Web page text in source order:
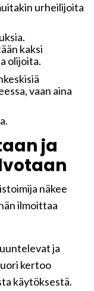
urheilijoita
kaksi
olijoita.
vaan aina
ja
näkee
ilmoittaa
ja
kertoo
käytöksestä.